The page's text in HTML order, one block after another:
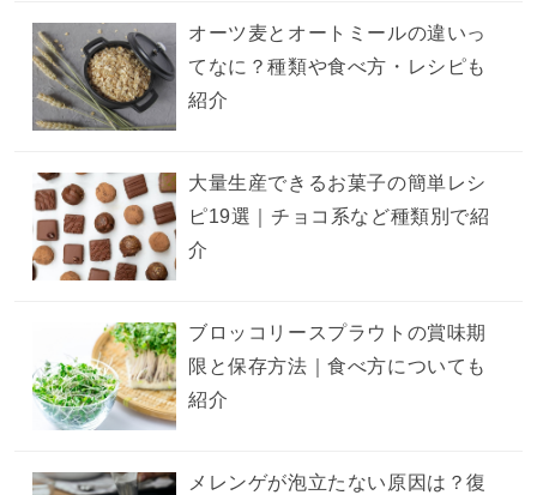
オーツ麦とオートミールの違いっ
てなに？種類や食べ方・レシピも
紹介
大量生産できるお菓子の簡単レシ
ピ19選｜チョコ系など種類別で紹
介
ブロッコリースプラウトの賞味期
限と保存方法｜食べ方についても
紹介
メレンゲが泡立たない原因は？復